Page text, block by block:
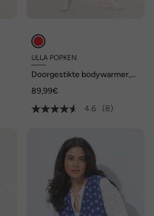
ULLA POPKEN
Doorgestikte bodywarmer,
2-wegrits
89,99€
4.6
(8)